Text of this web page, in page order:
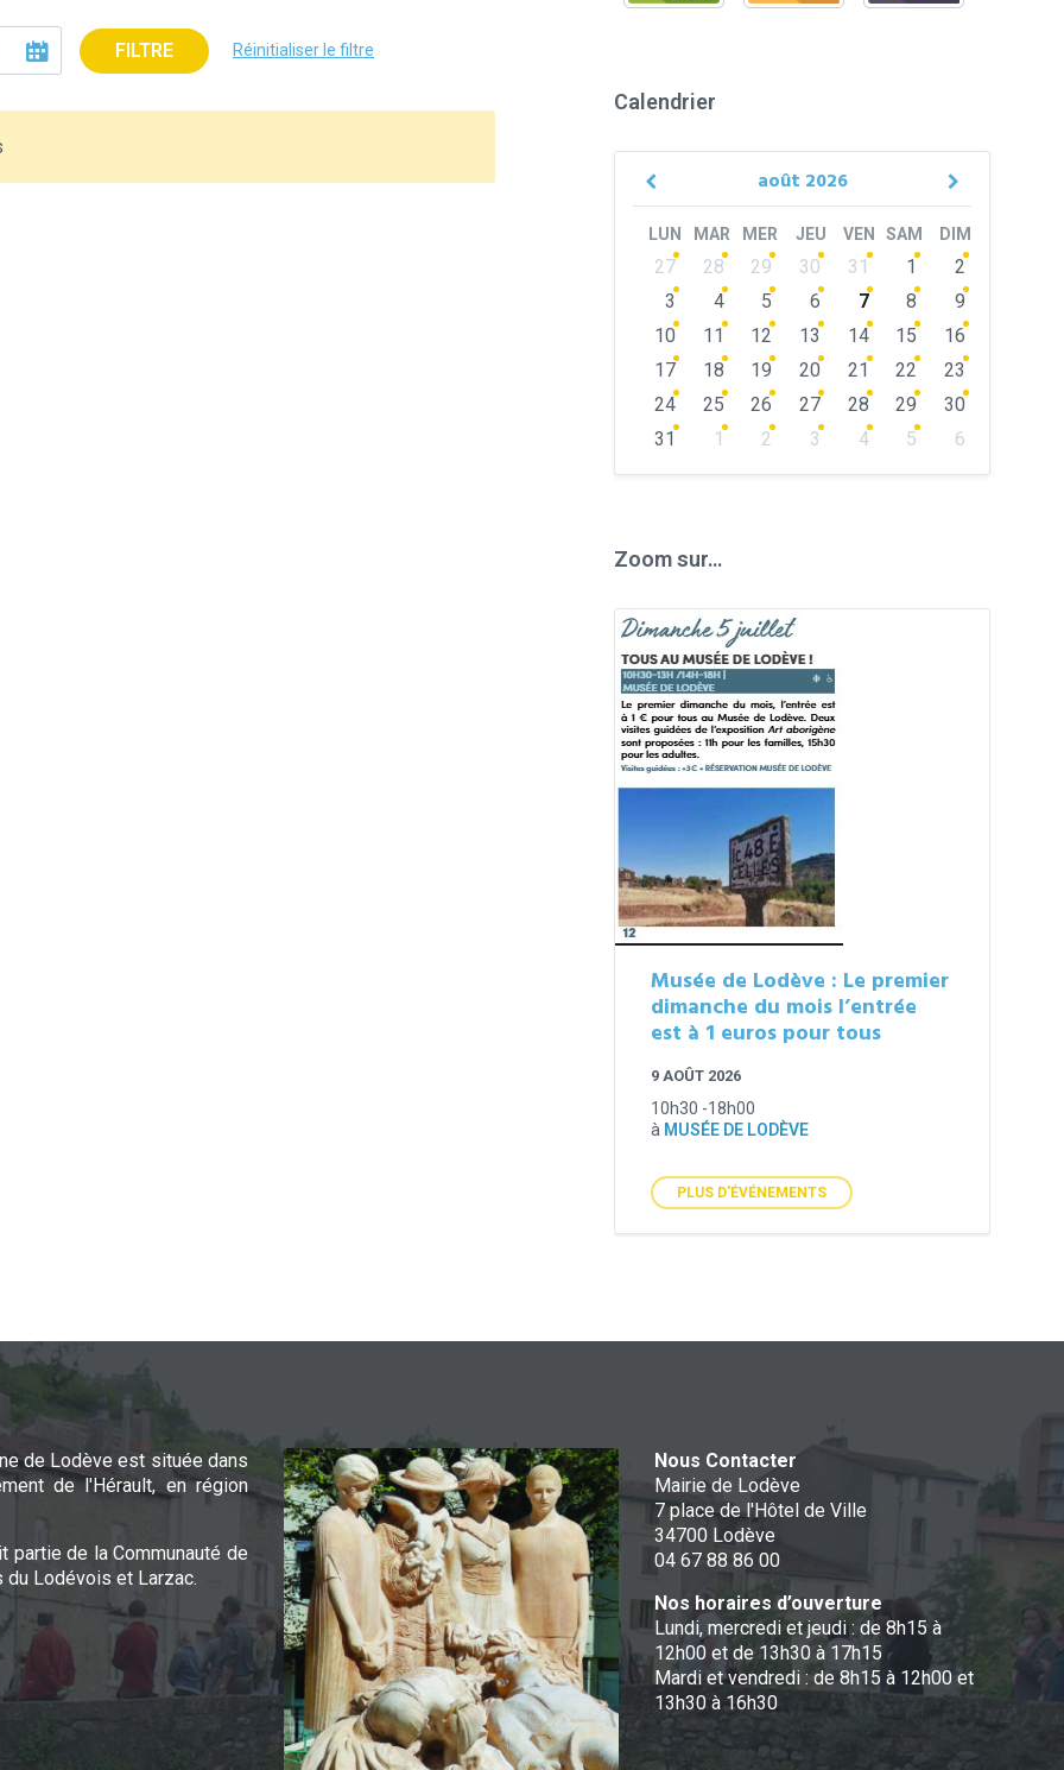
FILTRE Réinitialiser le filtre
Calendrier
août 2026
Previous
Next
LUN MAR MER JEU VEN SAM DIM
Skip
calendar
days
27 28 29 30 31 1
2
3
4 5 6 7 8
9
10
11 12 13 14 15
16
17
18 19 20 21 22
23
24
25 26 27 28 29
30
31
1 2 3 4 5
6
Zoom sur…
Musée de Lodève : Le premier
dimanche du mois l’entrée
est à 1 euros pour tous
9 AOÛT 2026
10h30 -18h00
à MUSÉE DE LODÈVE
PLUS D'ÉVÉNEMENTS
de Lodève est située dans
de l'Hérault, en région
partie de la Communauté de
du Lodévois et Larzac.
Nous Contacter
Mairie de Lodève
7 place de l'Hôtel de Ville
34700 Lodève
04 67 88 86 00
Nos horaires d’ouverture
Lundi, mercredi et jeudi : de 8h15 à
12h00 et de 13h30 à 17h15
Mardi et vendredi : de 8h15 à 12h00 et
13h30 à 16h30